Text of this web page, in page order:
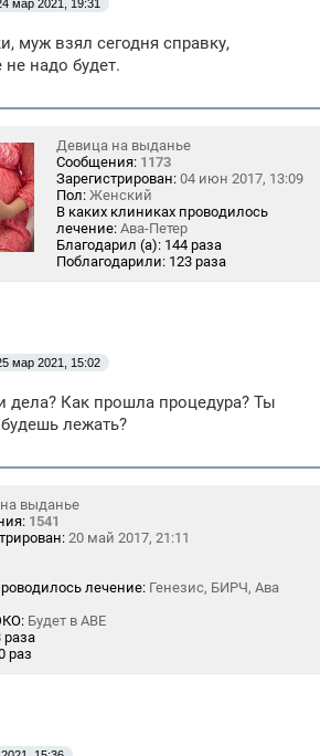
мар 2021, 19:31
муж взял сегодня справку,
надо будет.
Девица на выданье
Сообщения: 1173
Зарегистрирован: 04 июн 2017, 13:09
Пол: Женский
В каких клиниках проводилось
лечение: Ава-Петер
Благодарил (а): 144 раза
Поблагодарили: 123 раза
мар 2021, 15:02
дела? Как прошла процедура? Ты
лежать?
выданье
1541
20 май 2017, 21:11
лечение: Генезис, БИРЧ, Ава
Будет в АВЕ
раза
раз